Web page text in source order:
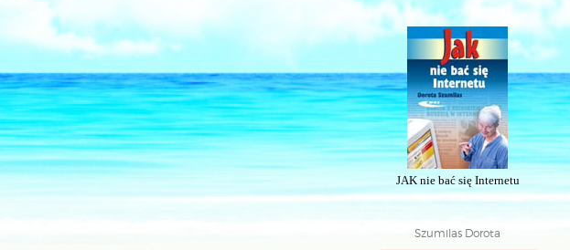
JAK nie bać się Internetu
Szumilas Dorota